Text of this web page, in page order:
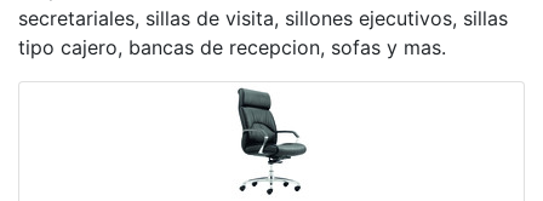
secretariales, sillas de visita, sillones ejecutivos, sillas
tipo cajero, bancas de recepcion, sofas y mas.